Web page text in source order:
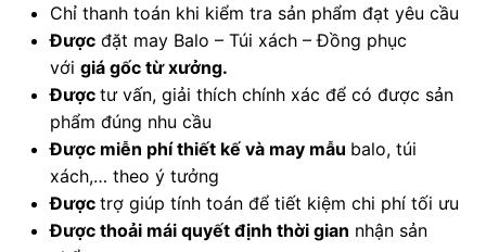
Chỉ thanh toán khi kiểm tra sản phẩm đạt yêu cầu
Đượcđặt may Balo – Túi xách – Đồng phục
với giá gốc từ xưởng.
Được tư vấn, giải thích chính xác để có được sản
phẩm đúng nhu cầu
Được miễn phí thiết kế và may mẫu balo, túi
xách,… theo ý tưởng
Được trợ giúp tính toán để tiết kiệm chi phí tối ưu
Được thoải mái quyết định thời gian nhận sản